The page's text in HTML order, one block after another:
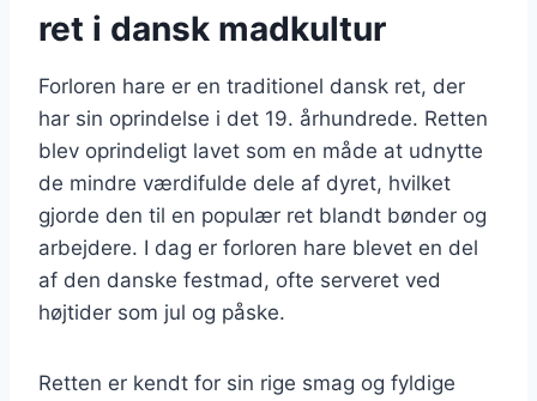
ret i dansk madkultur
Forloren hare er en traditionel dansk ret, der
har sin oprindelse i det 19. århundrede. Retten
blev oprindeligt lavet som en måde at udnytte
de mindre værdifulde dele af dyret, hvilket
gjorde den til en populær ret blandt bønder og
arbejdere. I dag er forloren hare blevet en del
af den danske festmad, ofte serveret ved
højtider som jul og påske.
Retten er kendt for sin rige smag og fyldige